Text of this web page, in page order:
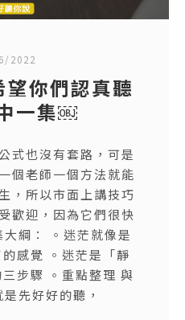
2022
你們認真聽
一集￼
式也沒有套路，可是
個老師一個方法就能
，所以市面上講技巧
歡迎，因為它們很快
綱： 。迷茫就像是
感覺 。迷茫是「靜
步驟 。重點整理 與
先好好的聽，